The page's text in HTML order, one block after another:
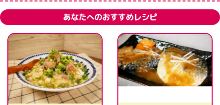
あなたへのおすすめレシピ